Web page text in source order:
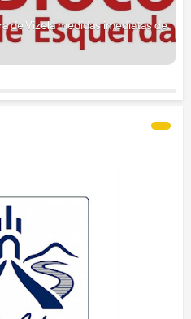
de Vizela medidas imediatas de